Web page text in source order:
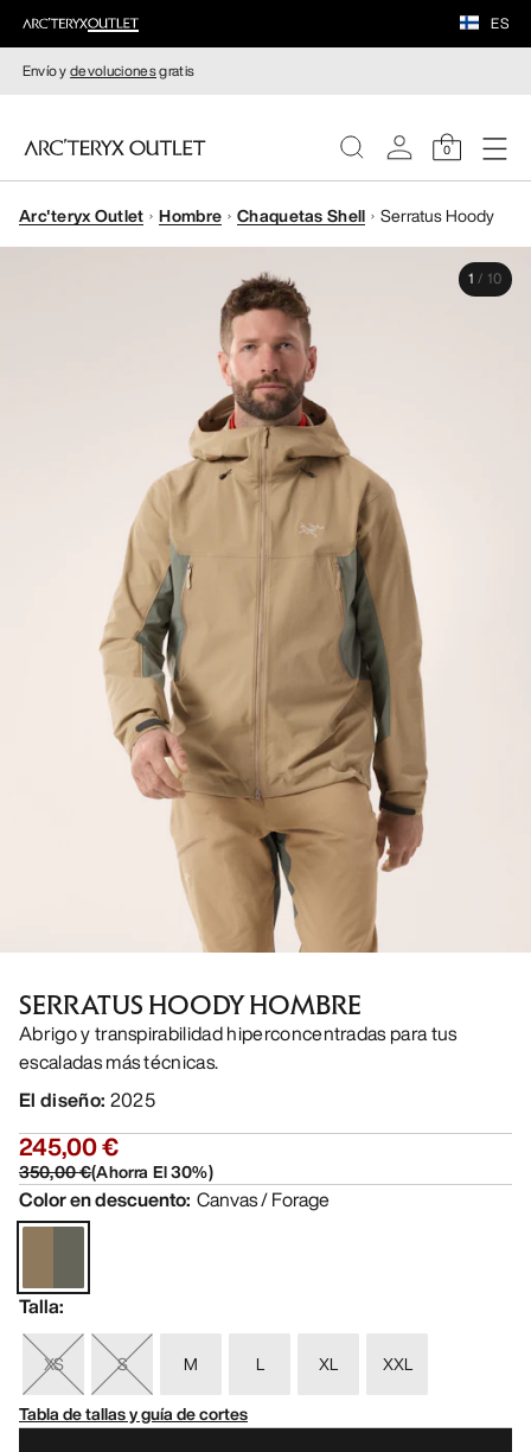
ES
Envío ydevolucionesgratis
0
MUJERE
Arc'teryx Outlet Hombre Chaquetas Shell Serratus Hoody
1 / 10
SERRATUS HOODY HOMBRE
Abrigo y transpirabilidad hiperconcentradas para tus
escaladas más técnicas.
El diseño: 2025
245,00 €
350,00 €(Ahorra El30%)
Color en descuento: Canvas / Forage
Talla:
XS S M L XL
XXL
Tabla de tallas y guía de cortes